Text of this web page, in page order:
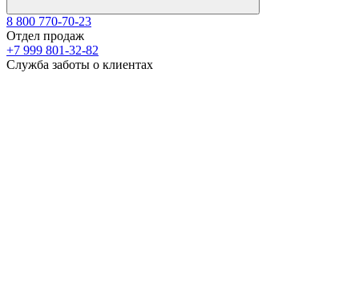
8 800 770-70-23
Отдел продаж
+7 999 801-32-82
Служба заботы о клиентах